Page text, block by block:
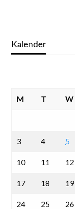
Kalender
M T W
3 4 5
10 11 12
17 18 19
24 25 26